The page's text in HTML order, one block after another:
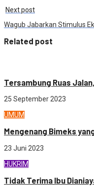
Next post
Wagub Jabarkan Stimulus
Related post
Tersambung Ruas
25 September 2023
UMUM
Mengenang Bimeks
23 Juni 2023
HUKRIM
Tidak Terima Ibu